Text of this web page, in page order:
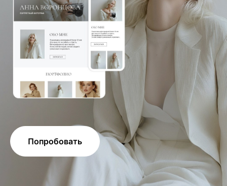
Попробовать